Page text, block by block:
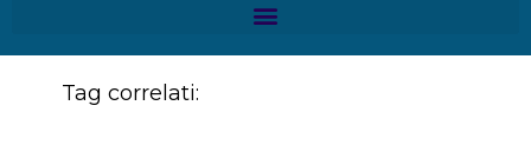
Tag correlati: